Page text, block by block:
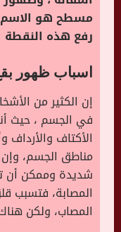
مسطح هو الاسم
رفع هذه النقطة
اسباب ظهور
إن الكثير من
في الجسم ، حيث
الأكتاف والأرداف
مناطق الجسم،
شديدة وممكن أن
المصابة، فتسبب
المصاب، ولكن